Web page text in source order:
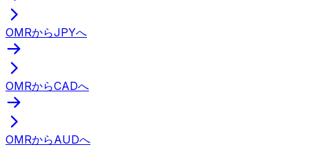
OMRからJPYへ
OMRからCADへ
OMRからAUDへ